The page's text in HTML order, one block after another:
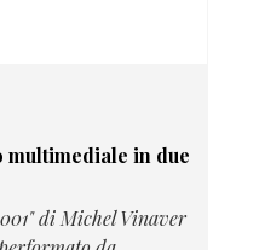
multimediale in due
di Michel Vinaver